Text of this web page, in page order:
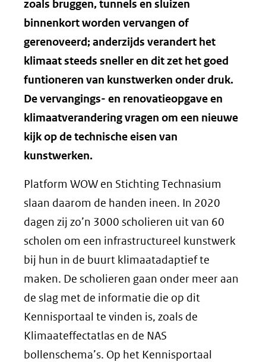
zoals bruggen, tunnels en sluizen
binnenkort worden vervangen of
gerenoveerd; anderzijds verandert het
klimaat steeds sneller en dit zet het goed
funtioneren van kunstwerken onder druk.
De vervangings- en renovatieopgave en
klimaatverandering vragen om een nieuwe
kijk op de technische eisen van
kunstwerken.
Platform WOW en Stichting Technasium
slaan daarom de handen ineen. In 2020
dagen zij zo’n 3000 scholieren uit van 60
scholen om een infrastructureel kunstwerk
bij hun in de buurt klimaatadaptief te
maken. De scholieren gaan onder meer aan
de slag met de informatie die op dit
Kennisportaal te vinden is, zoals de
Klimaateffectatlas en de NAS
bollenschema’s. Op het Kennisportaal